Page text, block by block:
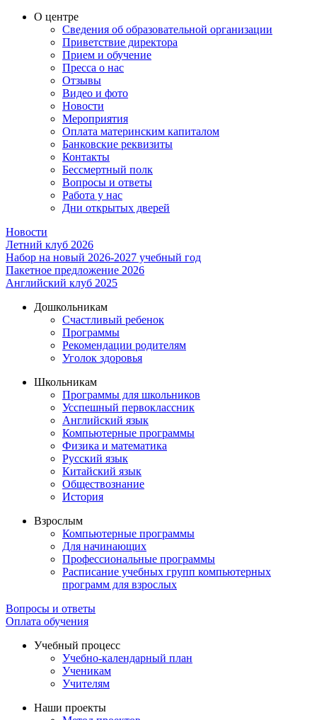
О центре
Сведения об образовательной организации
Приветствие директора
Прием и обучение
Пресса о нас
Отзывы
Видео и фото
Новости
Мероприятия
Оплата материнским капиталом
Банковские реквизиты
Контакты
Бессмертный полк
Вопросы и ответы
Работа у нас
Дни открытых дверей
Новости
Летний клуб 2026
Набор на новый 2026-2027 учебный год
Пакетное предложение 2026
Английский клуб 2025
Дошкольникам
Счастливый ребенок
Программы
Рекомендации родителям
Уголок здоровья
Школьникам
Программы для школьников
Усспешный первоклассник
Английский язык
Компьютерные программы
Физика и математика
Русский язык
Китайский язык
Обществознание
История
Взрослым
Компьютерные программы
Для начинающих
Профессиональные программы
Расписание учебных групп компьютерных
программ для взрослых
Вопросы и ответы
Оплата обучения
Учебный процесс
Учебно-календарный план
Ученикам
Учителям
Наши проекты